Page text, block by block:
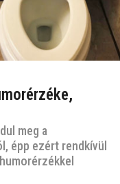
meg a
épp ezért rendkívül